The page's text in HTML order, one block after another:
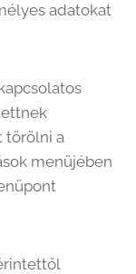
adatokat
törölni a
menüjében